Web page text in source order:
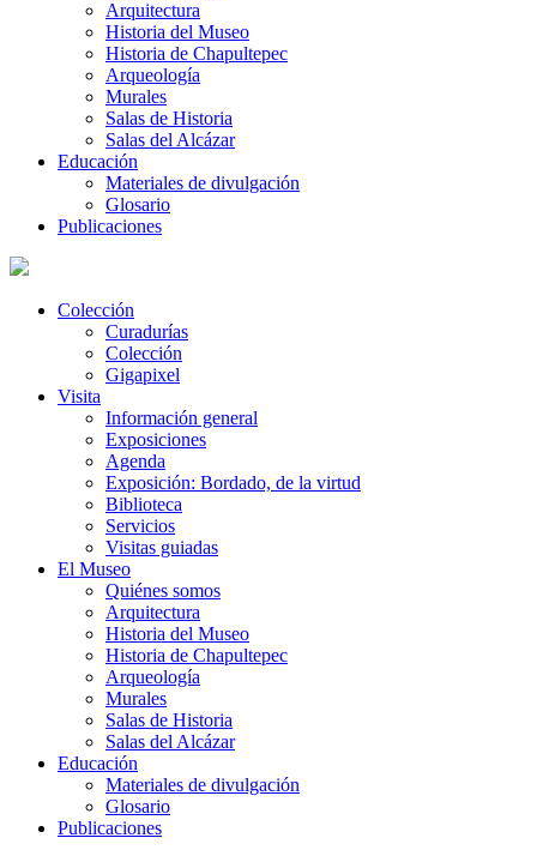
Arquitectura
Historia del Museo
Historia de Chapultepec
Arqueología
Murales
Salas de Historia
Salas del Alcázar
Educación
Materiales de divulgación
Glosario
Publicaciones
Colección
Curadurías
Colección
Gigapixel
Visita
Información general
Exposiciones
Agenda
Exposición: Bordado, de la virtud
Biblioteca
Servicios
Visitas guiadas
El Museo
Quiénes somos
Arquitectura
Historia del Museo
Historia de Chapultepec
Arqueología
Murales
Salas de Historia
Salas del Alcázar
Educación
Materiales de divulgación
Glosario
Publicaciones